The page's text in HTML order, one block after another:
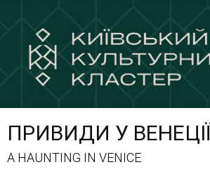
ПРИВИДИ У ВЕНЕЦІЇ
A HAUNTING IN VENICE